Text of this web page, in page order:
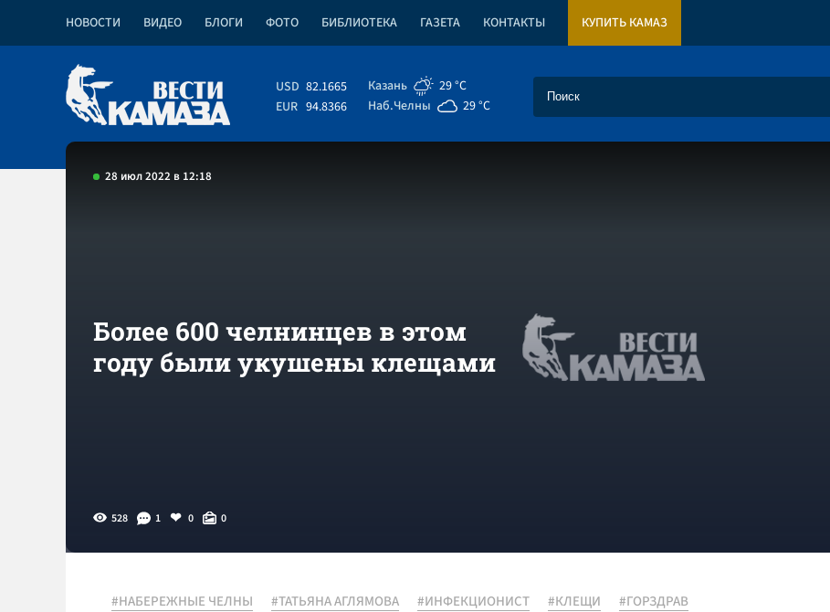
НОВОСТИ ВИДЕО БЛОГИ ФОТО БИБЛИОТЕКА ГАЗЕТА КОНТАКТЫ КУПИТЬ КАМАЗ
USD 82.1665
EUR 94.8366
Казань
29 °C
Наб.Челны
29 °C
28 июл 2022 в 12:18
Более 600 челнинцев в этом
году были укушены клещами
528 1 0 0
#НАБЕРЕЖНЫЕ ЧЕЛНЫ #ТАТЬЯНА АГЛЯМОВА #ИНФЕКЦИОНИСТ #КЛЕЩИ #ГОРЗДРАВ